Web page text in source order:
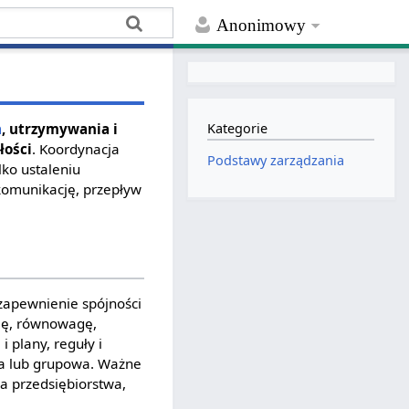
Anonimowy
, utrzymywania i
. Koordynacja
ustaleniu
przepływ
spójności
równowagę,
plany, reguły i
lub grupowa. Ważne
przedsiębiorstwa,
Kategorie
Podstawy zarządzania